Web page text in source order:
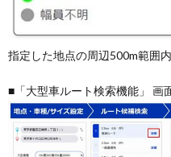
指定した地点の周辺500m範囲
■「大型車ルート検索機能」 画